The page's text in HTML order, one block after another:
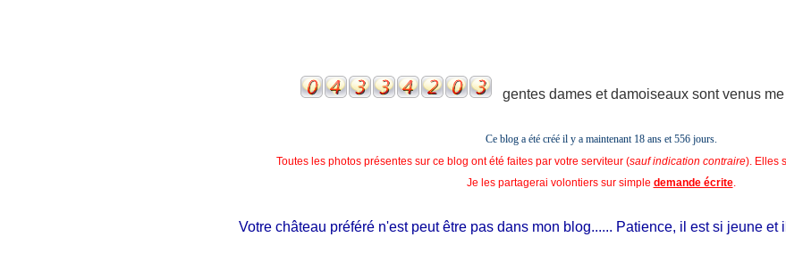
gentes dames et damoiseaux sont venus
Ce blog a été créé il y a maintenant 18 ans et 556 jours.
Toutes les photos présentes sur ce blog ont été faites par votre serviteur (sauf indication contraire). Elles
Je les partagerai volontiers sur simple demande écrite.
Votre château préféré n'est peut être pas dans mon blog...... Patience, il est si jeune et il